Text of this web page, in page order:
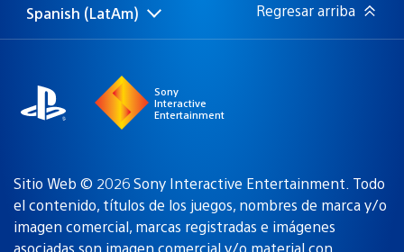
Elige
una
Región
actual:
Spanish (LatAm) Regresar arriba
Sony
Interactive
Entertainment
Sitio Web © 2026 Sony Interactive Entertainment. Todo
el contenido, títulos de los juegos, nombres de marca y/o
imagen comercial, marcas registradas e imágenes
asociadas son imagen comercial y/o material con